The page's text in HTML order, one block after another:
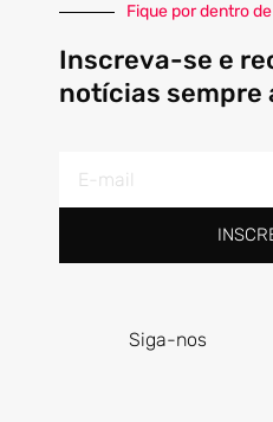
Fique por dentro
Inscreva-se e
notícias sempre
mail
Siga-nos